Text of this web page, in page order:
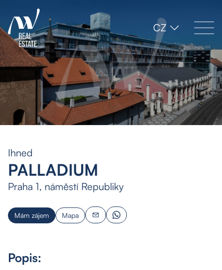
CZ
Ihned
PALLADIUM
Praha 1, náměstí Republiky
Mám zájem Mapa
Popis: